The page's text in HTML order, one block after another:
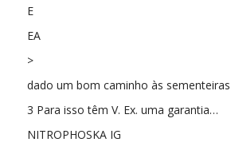
E
EA
>
dado um bom caminho às sementeiras
3 Para isso têm V. Ex. uma garantia…
NITROPHOSKA IG